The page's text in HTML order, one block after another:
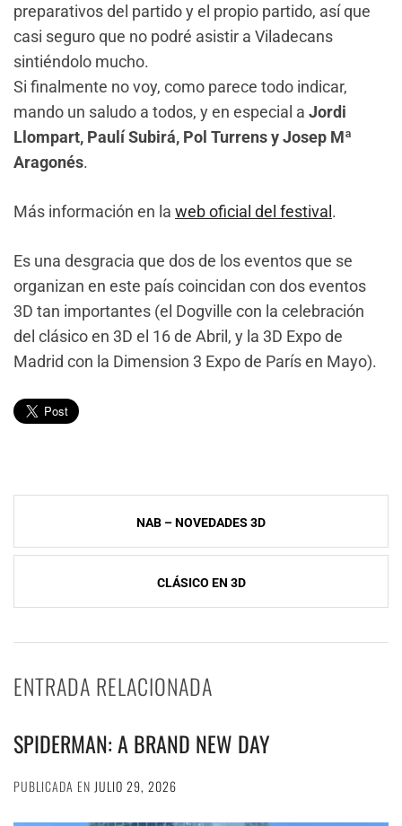
preparativos del partido y el propio partido, así que
casi seguro que no podré asistir a Viladecans
sintiéndolo mucho.
Si finalmente no voy, como parece todo indicar,
mando un saludo a todos, y en especial a Jordi
Llompart, Paulí Subirá, Pol Turrens y Josep Mª
Aragonés.
Más información en la web oficial del festival .
Es una desgracia que dos de los eventos que se
organizan en este país coincidan con dos eventos
3D tan importantes (el Dogville con la celebración
del clásico en 3D el 16 de Abril, y la 3D Expo de
Madrid con la Dimension 3 Expo de París en Mayo).
Navegación
de
NAB – NOVEDADES 3D
CLÁSICO EN 3D
ENTRADA RELACIONADA
SPIDERMAN: A BRAND NEW DAY
PUBLICADA EN JULIO 29, 2026